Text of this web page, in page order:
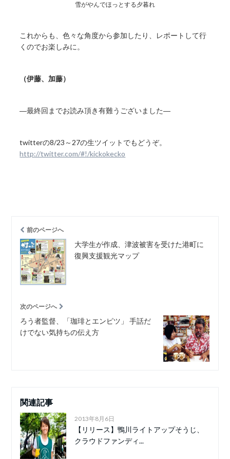
雪がやんでほっとする夕暮れ
これからも、色々な角度から参加したり、レポートして行
くのでお楽しみに。
（伊藤、加藤）
―最終回までお読み頂き有難うございました―
twitterの8/23～27の生ツイットでもどうぞ。
http://twitter.com/#!/kickokecko
前のページへ
大学生が作成、津波被害を受けた港町に
復興支援観光マップ
次のページへ
ろう者監督、「珈琲とエンピツ」 手話だ
けでない気持ちの伝え方
関連記事
2013年8月6日
【リリース】鴨川ライトアップそうじ、
クラウドファンディ...